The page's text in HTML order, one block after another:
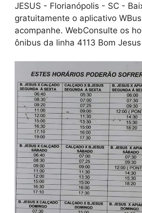
JESUS - Florianópolis - SC -
gratuitamente o aplicativo
acompanhe. WebConsulte os
ônibus da linha 4113 Bom